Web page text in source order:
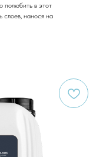
полюбить в этот
слоев, нанося на